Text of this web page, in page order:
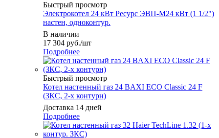
Быстрый просмотр
Электрокотел 24 кВт Ресурс ЭВП-М24 кВт (1 1/2")
настен, одноконтур.
В наличии
17 304 руб./шт
Подробнее
Быстрый просмотр
Котел настенный газ 24 BAXI ECO Classic 24 F
(ЗКС, 2-х контурн)
Доставка 14 дней
Подробнее